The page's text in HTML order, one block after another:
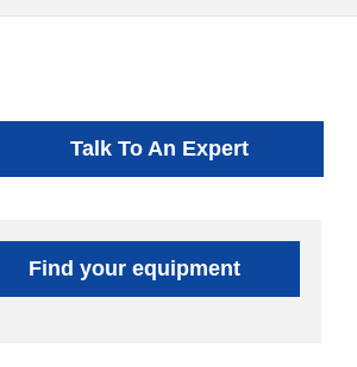
Talk To An Expert
Find your equipment